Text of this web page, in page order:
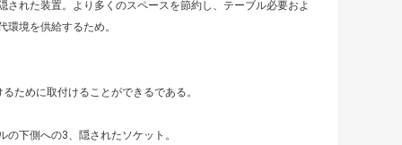
れた装置。より多くのスペースを節約し、テーブル必要およ
境を供給するため。
ために取付けることができるである。
下側への3、隠されたソケット。